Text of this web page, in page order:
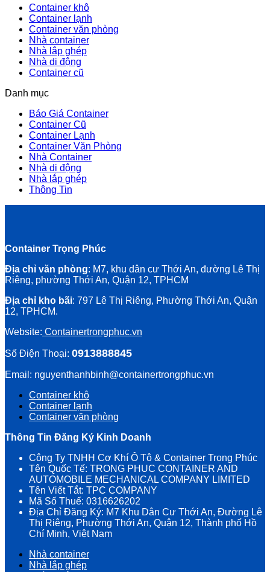
Container khô
Container lạnh
Container văn phòng
Nhà container
Nhà lắp ghép
Nhà di động
Container cũ
Danh mục
Báo Giá Container
Container Cũ
Container Lạnh
Container Văn Phòng
Nhà Container
Nhà di động
Nhà lắp ghép
Thông Tin
Container Trọng Phúc
Địa chỉ văn phòng: M7, khu dân cư Thới An, đường Lê Thị
Riêng, phường Thới An, Quận 12, TPHCM
Địa chỉ kho bãi: 797 Lê Thị Riêng, Phường Thới An, Quận
12, TPHCM.
Website: Containertrongphuc.vn
Số Điện Thoại: 0913888845
Email: nguyenthanhbinh@containertrongphuc.vn
Container khô
Container lạnh
Container văn phòng
Thông Tin Đăng Ký Kinh Doanh
Công Ty TNHH Cơ Khí Ô Tô & Container Trọng Phúc
Tên Quốc Tế: TRONG PHUC CONTAINER AND
AUTOMOBILE MECHANICAL COMPANY LIMITED
Tên Viết Tắt: TPC COMPANY
Mã Số Thuế: 0316626202
Địa Chỉ Đăng Ký: M7 Khu Dân Cư Thới An, Đường Lê
Thị Riêng, Phường Thới An, Quận 12, Thành phố Hồ
Chí Minh, Việt Nam
Nhà container
Nhà lắp ghép